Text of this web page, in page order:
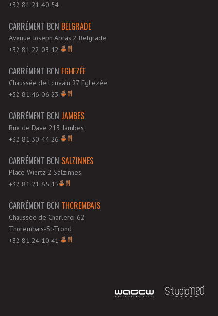
+32 81 21 40 54
CARRÉMENT BON BELGRADE
Avenue Joseph Abras 2 Belgrade
+32 81 22 03 12
CARRÉMENT BON EGHEZÉE
Chaussée de Louvain 97 Eghezée
+32 81 46 06 23
CARRÉMENT BON JAMBES
Rue de Dave 213 Jambes
+32 81 30 44 26
CARRÉMENT BON SALZINNES
Place Wiertz 2 Salzinnes
+32 81 21 65 15
CARRÉMENT BON THOREMBAIS
Chaussée de Charleroi 62
Thorembais-St-Trond
+32 81 24 10 41